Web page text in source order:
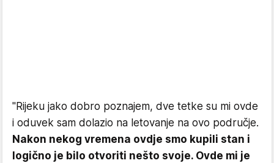
"Rijeku jako dobro poznajem, dve tetke su mi ovde
i oduvek sam dolazio na letovanje na ovo područje.
Nakon nekog vremena ovdje smo kupili stan i
logično je bilo otvoriti nešto svoje. Ovde mi je